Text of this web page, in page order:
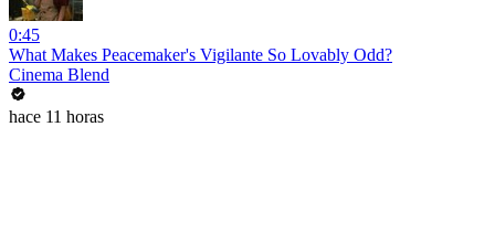
0:45
What Makes Peacemaker's Vigilante So Lovably Odd?
Cinema Blend
hace 11 horas